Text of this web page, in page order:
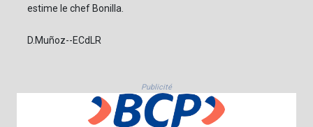
estime le chef Bonilla.
D.Muñoz--ECdLR
Publicité